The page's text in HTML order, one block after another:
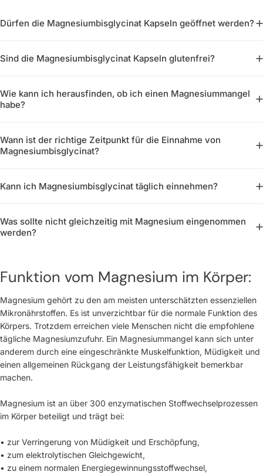
Dürfen die Magnesiumbisglycinat Kapseln geöffnet werden?
Sind die Magnesiumbisglycinat Kapseln glutenfrei?
Wie kann ich herausfinden, ob ich einen Magnesiummangel
habe?
Wann ist der richtige Zeitpunkt für die Einnahme von
Magnesiumbisglycinat?
Kann ich Magnesiumbisglycinat täglich einnehmen?
Was sollte nicht gleichzeitig mit Magnesium eingenommen
werden?
Funktion vom Magnesium im Körper:
Magnesium gehört zu den am meisten unterschätzten essenziellen
Mikronährstoffen. Es ist unverzichtbar für die normale Funktion des
Körpers. Trotzdem erreichen viele Menschen nicht die empfohlene
tägliche Magnesiumzufuhr. Ein Magnesiummangel kann sich unter
anderem durch eine eingeschränkte Muskelfunktion, Müdigkeit und
einen allgemeinen Rückgang der Leistungsfähigkeit bemerkbar
machen.
Magnesium ist an über 300 enzymatischen Stoffwechselprozessen
im Körper beteiligt und trägt bei:
• zur Verringerung von Müdigkeit und Erschöpfung,
• zum elektrolytischen Gleichgewicht,
• zu einem normalen Energiegewinnungsstoffwechsel,